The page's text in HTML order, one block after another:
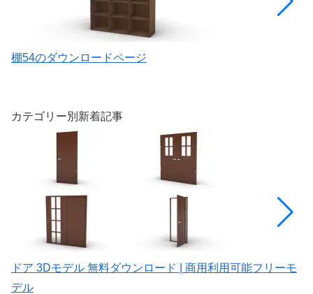
棚54のダウンロードページ
カテゴリー別新着記事
ドア 3Dモデル 無料ダウンロード | 商用利用可能フリーモ
デル